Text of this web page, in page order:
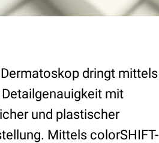
Dermatoskop dringt mittels
mit
und plastischer
Mittels colorSHIFT-